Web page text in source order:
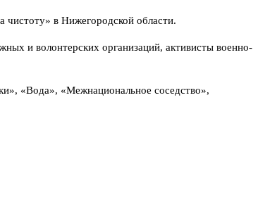
в Нижегородской области.
и волонтерских организаций, активисты военно-
«Вода», «Межнациональное соседство»,